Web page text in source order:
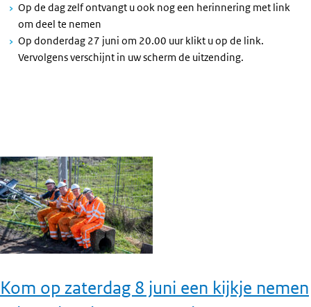
Op de dag zelf ontvangt u ook nog een herinnering met link
om deel te nemen
Op donderdag 27 juni om 20.00 uur klikt u op de link.
Vervolgens verschijnt in uw scherm de uitzending.
Kom op zaterdag 8 juni een kijkje nemen